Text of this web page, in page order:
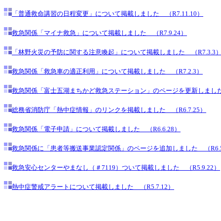
「普通救命講習の日程変更」について掲載しました （R7.11.10）
救急関係「マイナ救急」について掲載しました （R7.9.24）
「林野火災の予防に関する注意喚起」について掲載しました （R7.3.3）
救急関係「救急車の適正利用」について掲載しました （R7.2.3）
救急関係「富士五湖まちかど救急ステーション」のページを更新しまし
総務省消防庁「熱中症情報」のリンクを掲載しました （R6.7.25）
救急関係「電子申請」について掲載しました （R6.6.28）
救急関係に「患者等搬送事業認定関係」のページを追加しました （
救急安心センターやまなし（＃7119）ついて掲載しました （R5.9.22）
熱中症警戒アラートについて掲載しました （R5.7.12）